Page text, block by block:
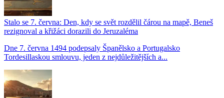
Stalo se 7. června: Den, kdy se svět rozdělil čárou na mapě, Beneš
rezignoval a křižáci dorazili do Jeruzaléma
Dne 7. června 1494 podepsaly Španělsko a Portugalsko
Tordesillaskou smlouvu, jeden z nejdůležitějších a...